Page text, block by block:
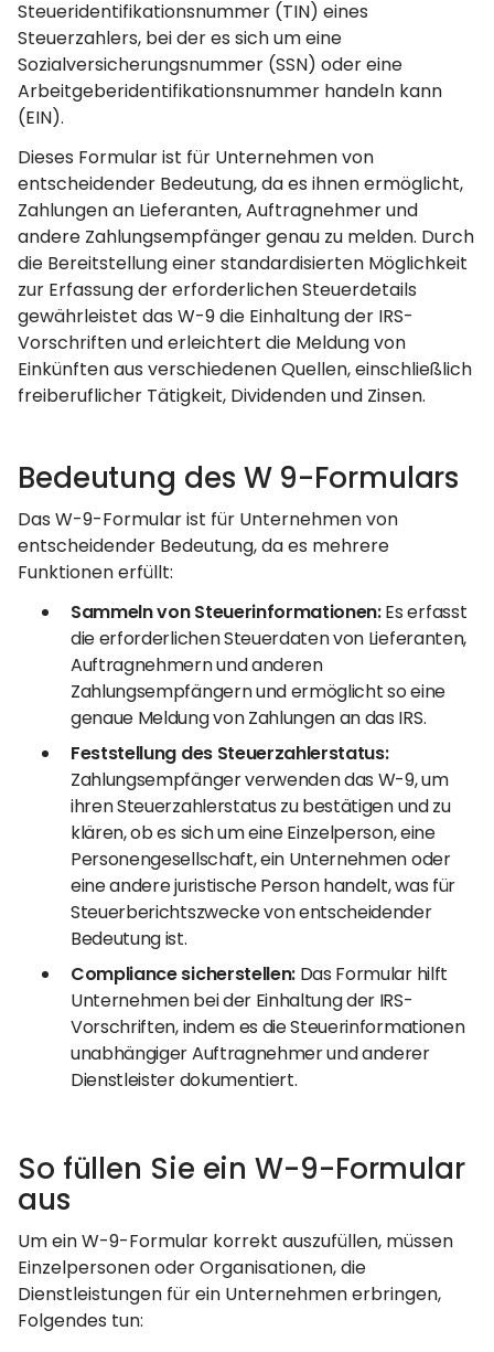
Steueridentifikationsnummer (TIN) eines
Steuerzahlers, bei der es sich um eine
Sozialversicherungsnummer (SSN) oder eine
Arbeitgeberidentifikationsnummer handeln kann
(EIN).
Dieses Formular ist für Unternehmen von
entscheidender Bedeutung, da es ihnen ermöglicht,
Zahlungen an Lieferanten, Auftragnehmer und
andere Zahlungsempfänger genau zu melden. Durch
die Bereitstellung einer standardisierten Möglichkeit
zur Erfassung der erforderlichen Steuerdetails
gewährleistet das W-9 die Einhaltung der IRS-
Vorschriften und erleichtert die Meldung von
Einkünften aus verschiedenen Quellen, einschließlich
freiberuflicher Tätigkeit, Dividenden und Zinsen.
Bedeutung des W 9-Formulars
Das W-9-Formular ist für Unternehmen von
entscheidender Bedeutung, da es mehrere
Funktionen erfüllt:
Sammeln von Steuerinformationen:Es erfasst
die erforderlichen Steuerdaten von Lieferanten,
Auftragnehmern und anderen
Zahlungsempfängern und ermöglicht so eine
genaue Meldung von Zahlungen an das IRS.
Feststellung des Steuerzahlerstatus:
Zahlungsempfänger verwenden das W-9, um
ihren Steuerzahlerstatus zu bestätigen und zu
klären, ob es sich um eine Einzelperson, eine
Personengesellschaft, ein Unternehmen oder
eine andere juristische Person handelt, was für
Steuerberichtszwecke von entscheidender
Bedeutung ist.
Compliance sicherstellen: Das Formular hilft
Unternehmen bei der Einhaltung der IRS-
Vorschriften, indem es die Steuerinformationen
unabhängiger Auftragnehmer und anderer
Dienstleister dokumentiert.
So füllen Sie ein W-9-Formular
aus
Um ein W-9-Formular korrekt auszufüllen, müssen
Einzelpersonen oder Organisationen, die
Dienstleistungen für ein Unternehmen erbringen,
Folgendes tun: